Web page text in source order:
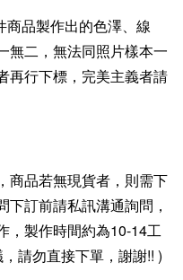
商品製作出的色澤、線
無二，無法同照片樣本一
再行下標，完美主義者請
商品若無現貨者，則需下
訂前請私訊溝通詢問，
，製作時間約為10-14工
請勿直接下單，謝謝!! )